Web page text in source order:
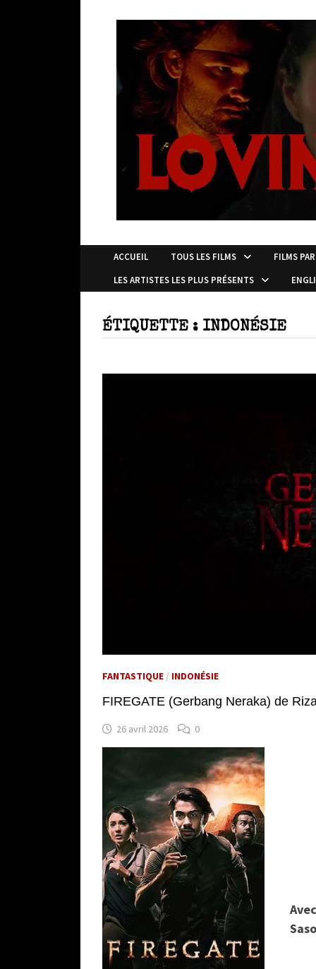
ACCUEIL TOUS LES FILMS
FILMS
LES ARTISTES LES PLUS PRÉSENTS
ÉTIQUETTE : INDONÉSIE
FANTASTIQUE / INDONÉSIE
FIREGATE (Gerbang Neraka) de
26 avril 2026 0